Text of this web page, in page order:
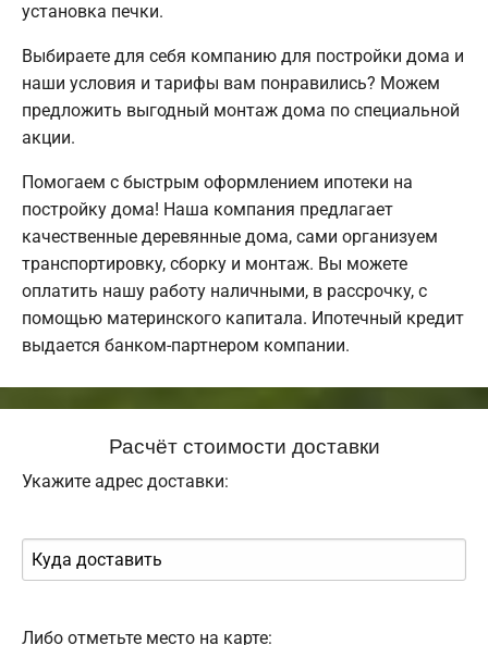
установка печки.
Выбираете для себя компанию для постройки дома и
наши условия и тарифы вам понравились? Можем
предложить выгодный монтаж дома по специальной
акции.
Помогаем с быстрым оформлением ипотеки на
постройку дома! Наша компания предлагает
качественные деревянные дома, сами организуем
транспортировку, сборку и монтаж. Вы можете
оплатить нашу работу наличными, в рассрочку, с
помощью материнского капитала. Ипотечный кредит
выдается банком-партнером компании.
Расчёт стоимости доставки
Укажите адрес доставки:
Либо отметьте место на карте: